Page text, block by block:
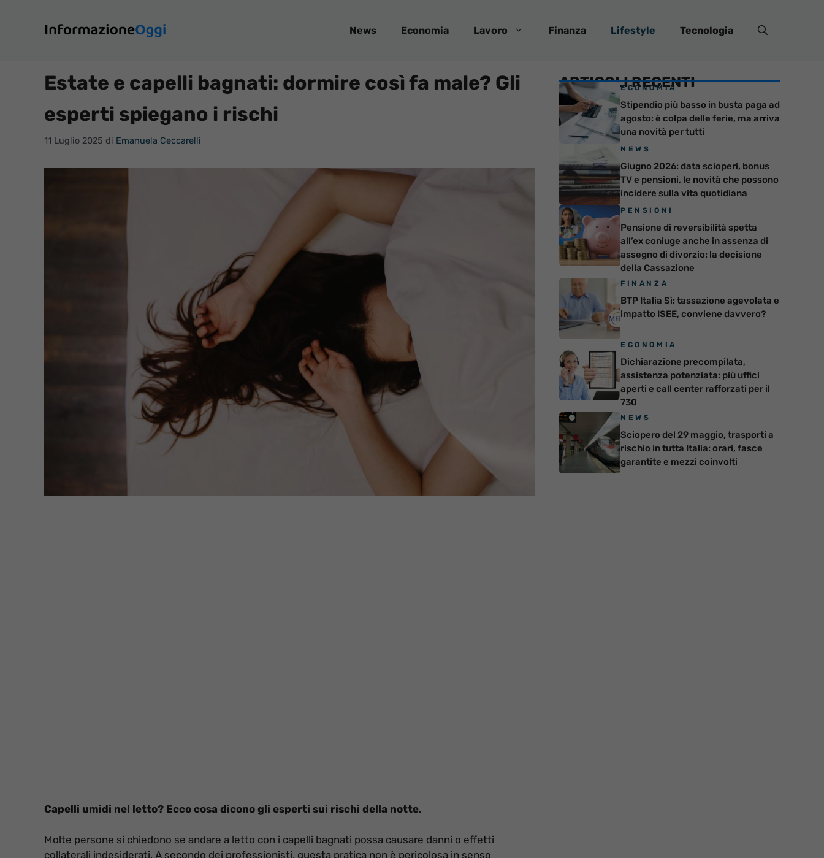
contenuto
News Economia Lavoro Finanza Lifestyle Tecnologia
Estate e capelli bagnati: dormire così fa male? Gli
esperti spiegano i rischi
11 Luglio 2025 di Emanuela Ceccarelli
Capelli umidi nel letto? Ecco cosa dicono gli esperti sui rischi della notte.
Molte persone si chiedono se andare a letto con i capelli bagnati possa causare danni o effetti
collaterali indesiderati. A secondo dei professionisti, questa pratica non è pericolosa in senso
ARTICOLI RECENTI
ECONOMIA
Stipendio più basso in busta paga ad
agosto: è colpa delle ferie, ma arriva
una novità per tutti
NEWS
Giugno 2026: data scioperi, bonus
TV e pensioni, le novità che possono
incidere sulla vita quotidiana
PENSIONI
Pensione di reversibilità spetta
all’ex coniuge anche in assenza di
assegno di divorzio: la decisione
della Cassazione
FINANZA
BTP Italia Sì: tassazione agevolata e
impatto ISEE, conviene davvero?
ECONOMIA
Dichiarazione precompilata,
assistenza potenziata: più uffici
aperti e call center rafforzati per il
730
NEWS
Sciopero del 29 maggio, trasporti a
rischio in tutta Italia: orari, fasce
garantite e mezzi coinvolti